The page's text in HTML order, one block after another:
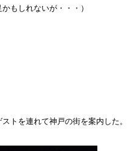
もしれないが・・・）
トを連れて神戸の街を案内した。